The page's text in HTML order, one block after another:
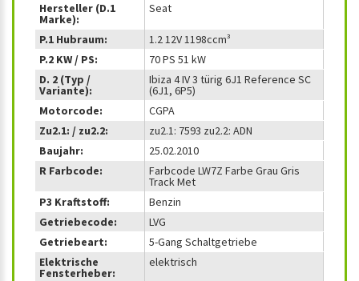
Hersteller (D.1
Marke):
Seat
P.1 Hubraum:
1.2 12V 1198ccm³
P.2 KW / PS:
70 PS 51 kW
D. 2 (Typ /
Variante):
Ibiza 4 IV 3 türig 6J1 Reference SC
(6J1, 6P5)
Motorcode:
CGPA
Zu2.1: / zu2.2:
zu2.1: 7593 zu2.2: ADN
Baujahr:
25.02.2010
R Farbcode:
Farbcode LW7Z Farbe Grau Gris
Track Met
P3 Kraftstoff:
Benzin
Getriebecode:
LVG
Getriebeart:
5-Gang Schaltgetriebe
Elektrische
Fensterheber:
elektrisch